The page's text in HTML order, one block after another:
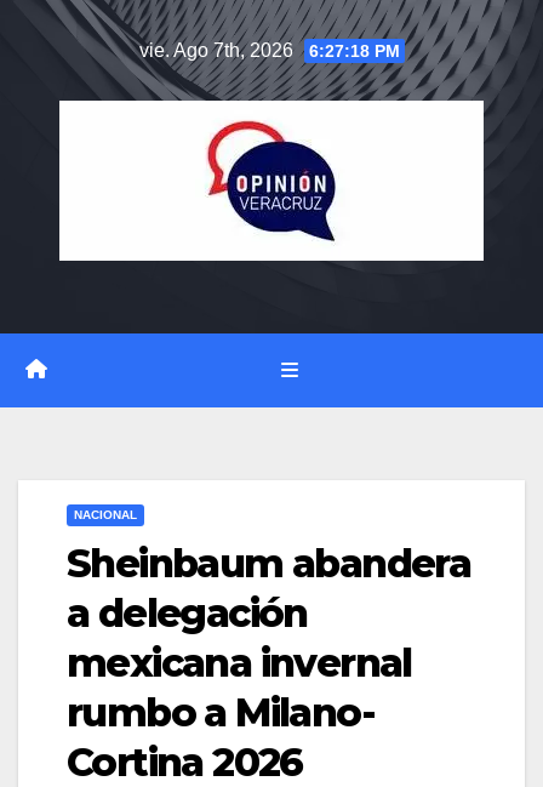
vie. Ago 7th, 2026 6:27:18 PM
NACIONAL
Sheinbaum abandera
a delegación
mexicana invernal
rumbo a Milano-
Cortina 2026